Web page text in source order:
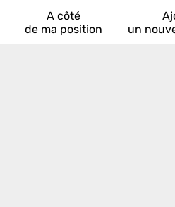
A côté
de ma position
un